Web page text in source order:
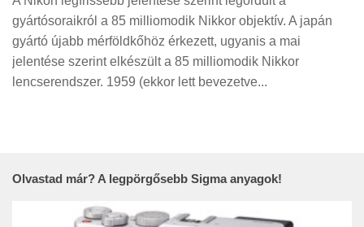
gyártósoraikról a 85 milliomodik Nikkor objektív. A japán
gyártó újabb mérföldkőhöz érkezett, ugyanis a mai
jelentése szerint elkészült a 85 milliomodik Nikkor
lencserendszer. 1959 (ekkor lett bevezetve...
Olvastad már? A legpörgősebb Sigma anyagok!